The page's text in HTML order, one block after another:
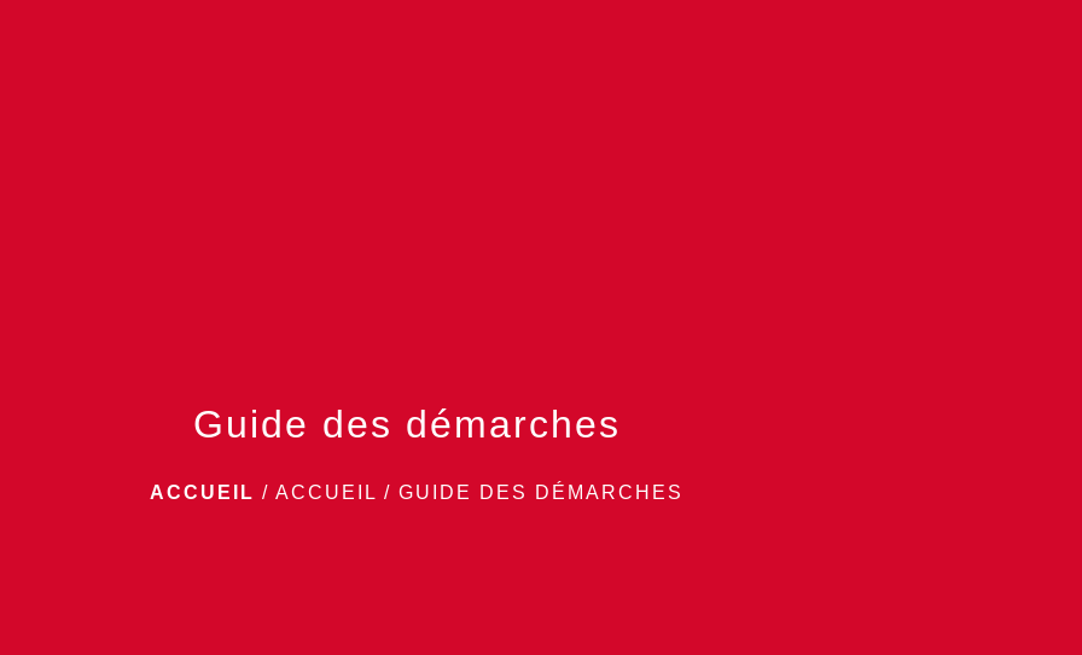
Guide des démarches
ACCUEIL / ACCUEIL / GUIDE DES DÉMARCHES